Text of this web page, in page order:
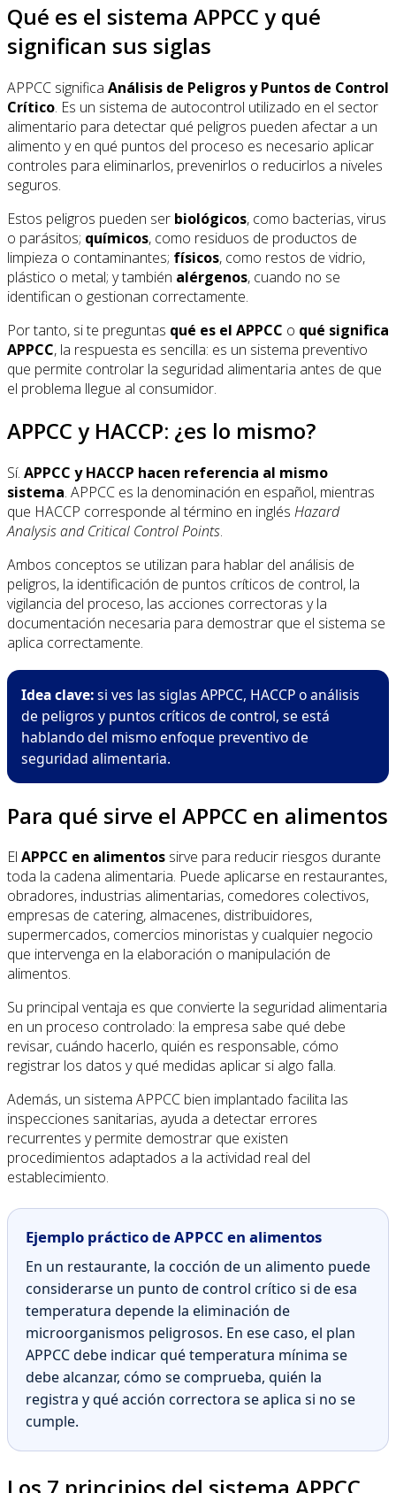
Qué es el sistema APPCC y qué
significan sus siglas
APPCC significa Análisis de Peligros y Puntos de Control
Crítico. Es un sistema de autocontrol utilizado en el sector
alimentario para detectar qué peligros pueden afectar a un
alimento y en qué puntos del proceso es necesario aplicar
controles para eliminarlos, prevenirlos o reducirlos a niveles
seguros.
Estos peligros pueden ser biológicos, como bacterias, virus
o parásitos; químicos, como residuos de productos de
limpieza o contaminantes; físicos, como restos de vidrio,
plástico o metal; y también alérgenos, cuando no se
identifican o gestionan correctamente.
Por tanto, si te preguntas qué es el APPCC o qué significa
APPCC, la respuesta es sencilla: es un sistema preventivo
que permite controlar la seguridad alimentaria antes de que
el problema llegue al consumidor.
APPCC y HACCP: ¿es lo mismo?
Sí. APPCC y HACCP hacen referencia al mismo
sistema. APPCC es la denominación en español, mientras
que HACCP corresponde al término en inglés Hazard
Analysis and Critical Control Points.
Ambos conceptos se utilizan para hablar del análisis de
peligros, la identificación de puntos críticos de control, la
vigilancia del proceso, las acciones correctoras y la
documentación necesaria para demostrar que el sistema se
aplica correctamente.
Idea clave:si ves las siglas APPCC, HACCP o análisis
de peligros y puntos críticos de control, se está
hablando del mismo enfoque preventivo de
seguridad alimentaria.
Para qué sirve el APPCC en alimentos
El APPCC en alimentos sirve para reducir riesgos durante
toda la cadena alimentaria. Puede aplicarse en restaurantes,
obradores, industrias alimentarias, comedores colectivos,
empresas de catering, almacenes, distribuidores,
supermercados, comercios minoristas y cualquier negocio
que intervenga en la elaboración o manipulación de
alimentos.
Su principal ventaja es que convierte la seguridad alimentaria
en un proceso controlado: la empresa sabe qué debe
revisar, cuándo hacerlo, quién es responsable, cómo
registrar los datos y qué medidas aplicar si algo falla.
Además, un sistema APPCC bien implantado facilita las
inspecciones sanitarias, ayuda a detectar errores
recurrentes y permite demostrar que existen
procedimientos adaptados a la actividad real del
establecimiento.
Ejemplo práctico de APPCC en alimentos
En un restaurante, la cocción de un alimento puede
considerarse un punto de control crítico si de esa
temperatura depende la eliminación de
microorganismos peligrosos. En ese caso, el plan
APPCC debe indicar qué temperatura mínima se
debe alcanzar, cómo se comprueba, quién la
registra y qué acción correctora se aplica si no se
cumple.